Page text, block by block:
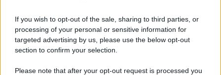
If you wish to opt-out of the sale, sharing to third parties, or
processing of your personal or sensitive information for
targeted advertising by us, please use the below opt-out
section to confirm your selection.
Please note that after your opt-out request is processed you